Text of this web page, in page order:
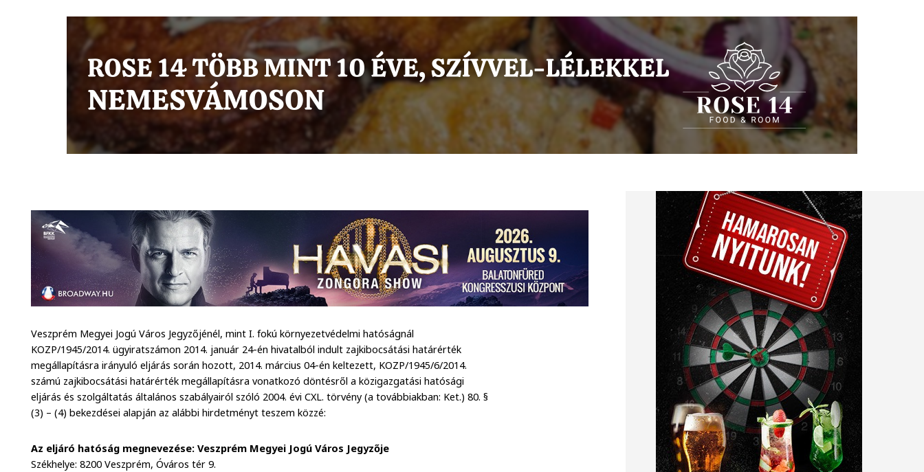
Veszprém Megyei Jogú Város Jegyzőjénél, mint I. fokú környezetvédelmi hatóságnál
KOZP/1945/2014. ügyiratszámon 2014. január 24-én hivatalból indult zajkibocsátási határérték
megállapításra irányuló eljárás során hozott, 2014. március 04-én keltezett, KOZP/1945/6/2014.
számú zajkibocsátási határérték megállapításra vonatkozó döntésről a közigazgatási hatósági
eljárás és szolgáltatás általános szabályairól szóló 2004. évi CXL. törvény (a továbbiakban: Ket.) 80. §
(3) – (4) bekezdései alapján az alábbi hirdetményt teszem közzé:
Az eljáró hatóság megnevezése: Veszprém Megyei Jogú Város Jegyzője
Székhelye: 8200 Veszprém, Óváros tér 9.